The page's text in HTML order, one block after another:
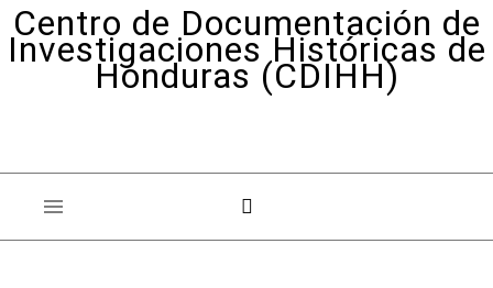
Centro de Documentación de
Investigaciones Históricas de
Honduras (CDIHH)